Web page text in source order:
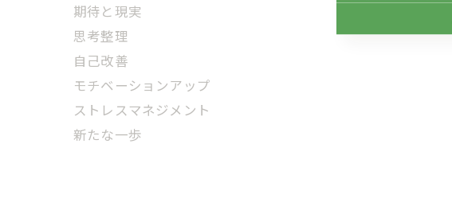
期待と現実
思考整理
自己改善
モチベーションアップ
ストレスマネジメント
新たな一歩